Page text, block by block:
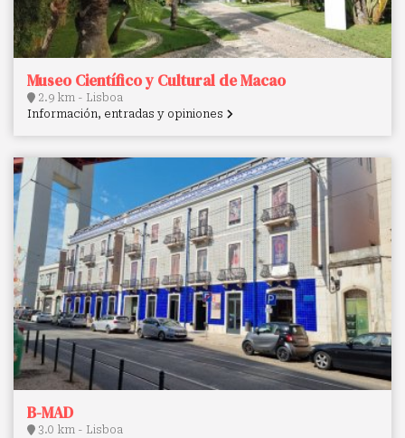
Museo Científico y Cultural de Macao
2.9 km - Lisboa
Información, entradas y opiniones
B-MAD
3.0 km - Lisboa